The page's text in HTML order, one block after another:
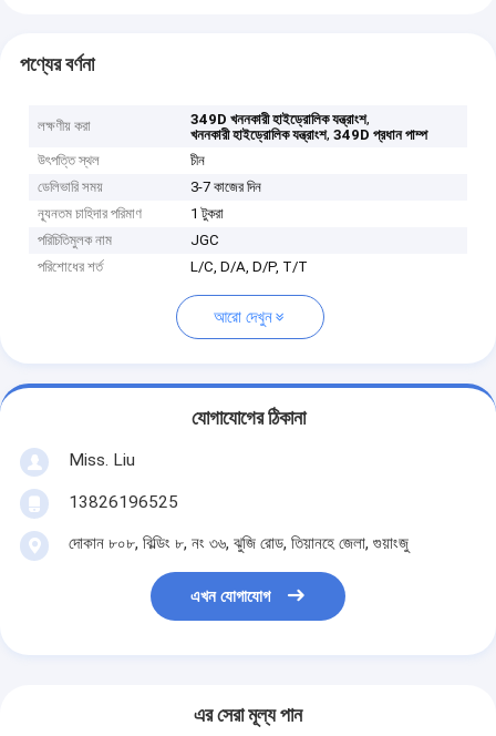
পণ্যের বর্ণনা
লক্ষণীয় করা 349D খননকারী হাইড্রোলিক যন্ত্রাংশ,
খননকারী হাইড্রোলিক যন্ত্রাংশ,349D প্রধান পাম্প
উৎপত্তি স্থল
চীন
ডেলিভারি সময়
3-7 কাজের দিন
ন্যূনতম চাহিদার পরিমাণ
1 টুকরা
পরিচিতিমুলক নাম
JGC
পরিশোধের শর্ত
L/C, D/A, D/P, T/T
আরো দেখুন
যোগাযোগের ঠিকানা
Miss. Liu
13826196525
দোকান ৮০৮, বিল্ডিং ৮, নং ৩৬, ঝুজি রোড, তিয়ানহে জেলা, গুয়াংজু
এখন যোগাযোগ
এর সেরা মূল্য পান